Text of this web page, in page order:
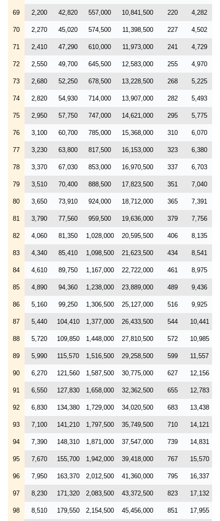
69 2,200 42,820 557,000 10,841,500 220 4,282
70 2,270 45,020 574,500 11,398,500 227 4,502
71 2,410 47,290 610,000 11,973,000 241 4,729
72 2,550 49,700 645,500 12,583,000 255 4,970
73 2,680 52,250 678,500 13,228,500 268 5,225
74 2,820 54,930 714,000 13,907,000 282 5,493
75 2,950 57,750 747,000 14,621,000 295 5,775
76 3,100 60,700 785,000 15,368,000 310 6,070
77 3,230 63,800 817,500 16,153,000 323 6,380
78 3,370 67,030 853,000 16,970,500 337 6,703
79 3,510 70,400 888,500 17,823,500 351 7,040
80 3,650 73,910 924,000 18,712,000 365 7,391
81 3,790 77,560 959,500 19,636,000 379 7,756
82 4,060 81,350 1,028,000 20,595,500 406 8,135
83 4,340 85,410 1,098,500 21,623,500 434 8,541
84 4,610 89,750 1,167,000 22,722,000 461 8,975
85 4,890 94,360 1,238,000 23,889,000 489 9,436
86 5,160 99,250 1,306,500 25,127,000 516 9,925
87 5,440 104,410 1,377,000 26,433,500 544 10,441
88 5,720 109,850 1,448,000 27,810,500 572 10,985
89 5,990 115,570 1,516,500 29,258,500 599 11,557
90 6,270 121,560 1,587,500 30,775,000 627 12,156
91 6,550 127,830 1,658,000 32,362,500 655 12,783
92 6,830 134,380 1,729,000 34,020,500 683 13,438
93 7,100 141,210 1,797,500 35,749,500 710 14,121
94 7,390 148,310 1,871,000 37,547,000 739 14,831
95 7,670 155,700 1,942,000 39,418,000 767 15,570
96 7,950 163,370 2,012,500 41,360,000 795 16,337
97 8,230 171,320 2,083,500 43,372,500 823 17,132
98 8,510 179,550 2,154,500 45,456,000 851 17,955